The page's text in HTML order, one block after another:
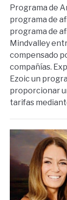
Programa de
programa de
programa de
Mindvalley
compensado
compañías.
Ezoic un
proporcionar
tarifas